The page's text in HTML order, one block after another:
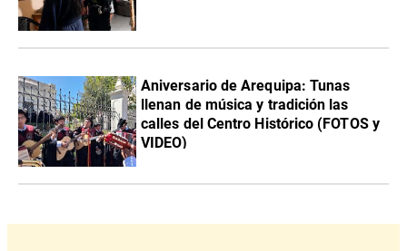
Aniversario de Arequipa: Tunas
llenan de música y tradición las
calles del Centro Histórico (FOTOS y
VIDEO)